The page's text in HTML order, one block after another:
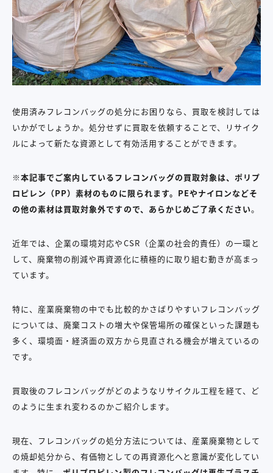
使用済みフレコンバッグの処分にお困りなら、買取を検討しては
いかがでしょうか。処分せずに買取を依頼することで、リサイク
ルによって新たな資源として有効活用することができます。
※本記事でご案内しているフレコンバッグの買取対象は、ポリプ
ロピレン（PP）素材のものに限られます。PEやナイロンなどそ
の他の素材は買取対象外ですので、あらかじめご了承ください。
近年では、企業の環境対応やCSR（企業の社会的責任）の一環と
して、廃棄物の削減や再資源化に積極的に取り組む動きが高まっ
ています。
特に、産業廃棄物の中でも比較的かさばりやすいフレコンバッグ
については、廃棄コストの増大や保管場所の確保といった課題も
多く、環境面・経済面の双方から見直される機会が増えているの
です。
買取後のフレコンバッグがどのようなリサイクル工程を経て、ど
のように生まれ変わるのかご紹介します。
現在、フレコンバッグの処分方法については、産業廃棄物として
の焼却処分から、有価物としての再資源化へと意識が変化してい